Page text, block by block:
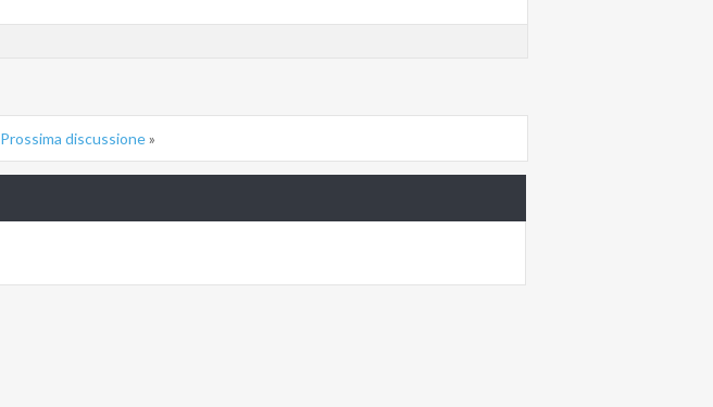
Prossima discussione»